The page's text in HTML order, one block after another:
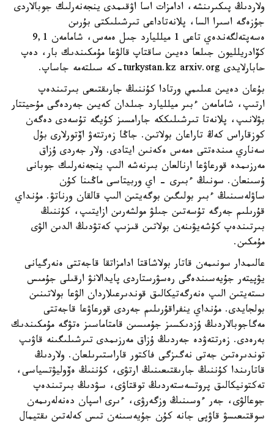
ولاردىڭ پىكىرىنشە، ادامزات اسا اۋقىمدى ينجەنەرلىك جوبالاردى
جۇزەگە اسىرا السا، پلانەتاداعى تىرشىلىكتى بۇرىن
ەسەپتەلگەندەي تاعى 1 ميلليارد جىل ەمەس، شامامەن 9,1
كۆادريلليون جىلعا دەيىن ساقتاپ قالۋعا مۇمكىندىك بار، دەپ
حابارلايدى turkystan.kz arxiv.org-كە سىلتەمە جاساپ.
بۇعان دەيىن عىلىمي ورتادا كۇننىڭ جارىقتىعى بىرتىندەپ
ارتىپ، شامامەن ءبىر ميلليارد جىلدان كەيىن جەردەگى مۇحيتتار
بۋلانىپ، پلانەتا تىرشىلىككە جارامسىز كۇيگە تۇسەدى دەگەن
كوزقاراس كەڭ تاراعان بولاتىن. جاڭا زەرتتەۋ اۆتورلارى بۇل
سەناري مىندەتتى ەمەس ەكەنىن ايتادى. ولار جەردى ۇزاق
مەرزىمدە قورعاۋعا ارنالعان بىرنەشە الىپ ينجەنەرلىك جوبانى
ۇسىنعان. سونىڭ ءبىرى - اي وربيتاسى ماڭىنا كۇن
ساۋلەسىنىڭ ءبىر بولىگىن بوگەيتىن الىپ قالقان ورناتۋ. مۇنداي
قۇرىلىم جەرگە تۇسەتىن جىلۋ مولشەرىن ازايتىپ، كۇننىڭ
بىرتىندەپ كۇشەيۋىنەن بولاتىن قىزىپ كەتۋدىڭ الدىن الۋى
مۇمكىن.
عالىمدار سونىمەن قاتار بولاشاقتا ادامزاتقا قاجەتتى ەنەرگيانى
يۋپيتەر جۇيەسىندەگى رەسۋرستاردى پايدالانۋ ارقىلى جۇمىس
ىستەيتىن الىپ ەنەرگەتيكالىق قوندىرعىلاردان الۋعا بولاتىنىن
بولجايدى. مۇنداي ينفراقۇرىلىم جەردى قورعاۋعا قاجەتتى
مەگاجوبالاردىڭ ۇزدىكسىز جۇمىسىن قامتاماسىز ەتۋگە مۇمكىندىك
بەرەدى. زەرتتەۋدە جەردىڭ ۇزاق مەرزىمدى تىرشىلىگىنە قاۋىپ
توندىرەتىن جەتى نەگىزگى فاكتور قاراستىرىلعان. ولاردىڭ
قاتارىندا كۇننىڭ جارىقتىعىنىڭ ارتۋى، كۇننىڭ ەۆوليۋتسياسى،
تەكتونيكالىق پروتسەستەردىڭ توقتاۋى، سۋدىڭ بىرتىندەپ
جوعالۋى، جەر ءوسىنىڭ وزگەرۋى، ءىرى اسپان دەنەلەرىمەن
سوقتىعىسۋ قاۋپى جانە كۇن جۇيەسىنەن تىس كەلەتىن ىقتيمال